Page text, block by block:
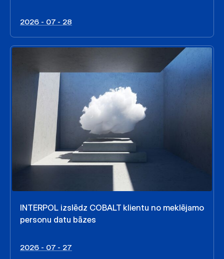
2026 - 07 - 28
INTERPOL izslēdz COBALT klientu no meklējamo
personu datu bāzes
2026 - 07 - 27